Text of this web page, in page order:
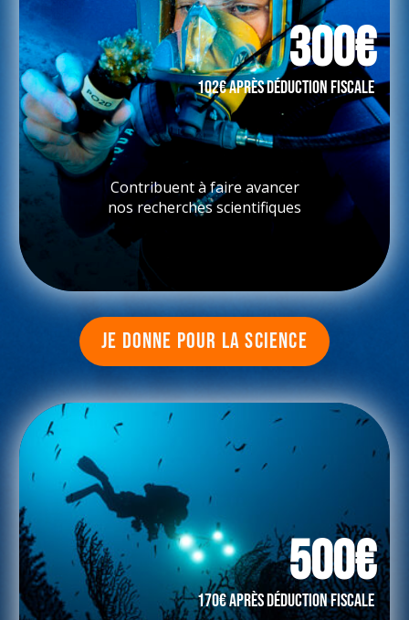
Contribuent à faire avancer
nos recherches scientifiques
102€ après déduction fiscale
JE DONNE POUR LA SCIENCE
300€
170€ après déduction fiscale
500€